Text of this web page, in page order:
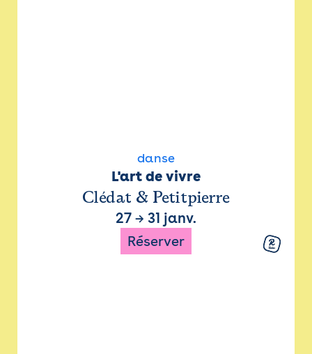
danse
L'art de vivre
Clédat & Petitpierre
27 → 31 janv.
Réserver